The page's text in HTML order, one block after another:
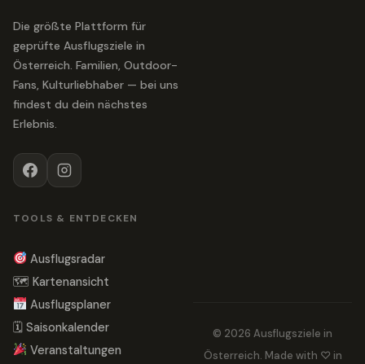
Die größte Plattform für
geprüfte Ausflugsziele in
Österreich. Familien, Outdoor-
Fans, Kulturliebhaber — bei uns
findest du dein nächstes
Erlebnis.
TOOLS & ENTDECKEN
Ausflugsradar
🗺 Kartenansicht
Ausflugsplaner
🗓 Saisonkalender
Veranstaltungen
© 2026 Ausflugsziele in
Österreich. Made with ♡ in